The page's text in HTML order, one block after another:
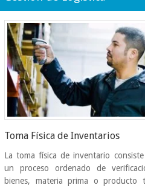
al personal de tu
y realizamos un plan
Leer
Toma Física de Inventarios
La toma física de inventario
un proceso ordenado de
bienes, materia prima o producto